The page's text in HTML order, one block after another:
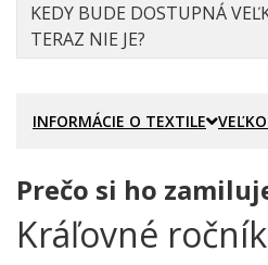
KEDY BUDE DOSTUPNÁ
TERAZ NIE JE?
INFORMÁCIE O TEXTILE
Prečo si ho
Kráľovné